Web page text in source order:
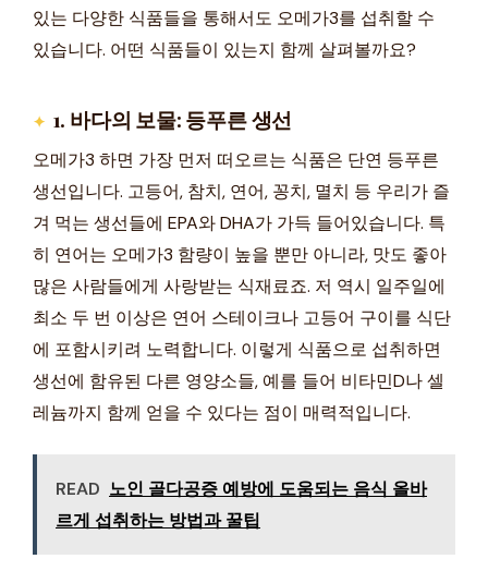
있는 다양한 식품들을 통해서도 오메가3를 섭취할 수
있습니다. 어떤 식품들이 있는지 함께 살펴볼까요?
1. 바다의 보물: 등푸른 생선
오메가3 하면 가장 먼저 떠오르는 식품은 단연 등푸른
생선입니다. 고등어, 참치, 연어, 꽁치, 멸치 등 우리가 즐
겨 먹는 생선들에 EPA와 DHA가 가득 들어있습니다. 특
히 연어는 오메가3 함량이 높을 뿐만 아니라, 맛도 좋아
많은 사람들에게 사랑받는 식재료죠. 저 역시 일주일에
최소 두 번 이상은 연어 스테이크나 고등어 구이를 식단
에 포함시키려 노력합니다. 이렇게 식품으로 섭취하면
생선에 함유된 다른 영양소들, 예를 들어 비타민D나 셀
레늄까지 함께 얻을 수 있다는 점이 매력적입니다.
READ 노인 골다공증 예방에 도움되는 음식 올바
르게 섭취하는 방법과 꿀팁